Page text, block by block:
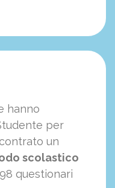
hanno
per
un
scolastico
questionari